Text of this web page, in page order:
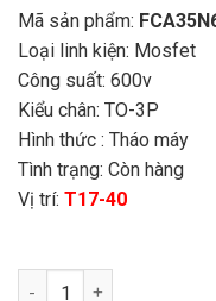
Mã sản phẩm:
Loại linh kiện: Mosfet
Công suất: 600v
Kiểu chân: TO-3P
Hình thức : Tháo máy
Tình trạng: Còn hàng
Vị trí: T17-40
FCA35N60